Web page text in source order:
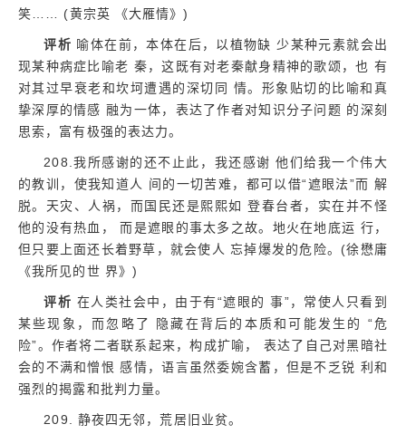
笑…… (黄宗英 《大雁情》)
评析 喻体在前，本体在后，以植物缺 少某种元素就会出
现某种病症比喻老 秦，这既有对老秦献身精神的歌颂，也 有
对其过早衰老和坎坷遭遇的深切同 情。形象贴切的比喻和真
挚深厚的情感 融为一体，表达了作者对知识分子问题 的深刻
思索，富有极强的表达力。
208.我所感谢的还不止此，我还感谢 他们给我一个伟大
的教训，使我知道人 间的一切苦难，都可以借“遮眼法”而 解
脱。天灾、人祸，而国民还是熙熙如 登春台者，实在并不怪
他的没有热血， 而是遮眼的事太多之故。地火在地底运 行，
但只要上面还长着野草，就会使人 忘掉爆发的危险。(徐懋庸
《我所见的世 界》)
评析 在人类社会中，由于有“遮眼的 事”，常使人只看到
某些现象，而忽略了 隐藏在背后的本质和可能发生的 “危
险”。作者将二者联系起来，构成扩喻， 表达了自己对黑暗社
会的不满和憎恨 感情，语言虽然委婉含蓄，但是不乏锐 利和
强烈的揭露和批判力量。
209. 静夜四无邻，荒居旧业贫。